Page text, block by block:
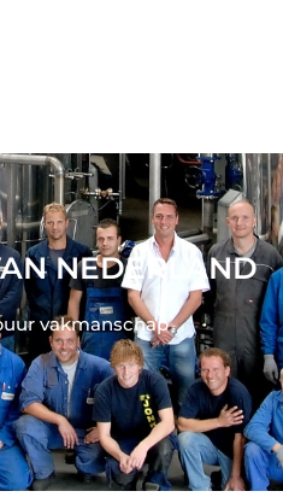
NEDERLAND
vakmanschap